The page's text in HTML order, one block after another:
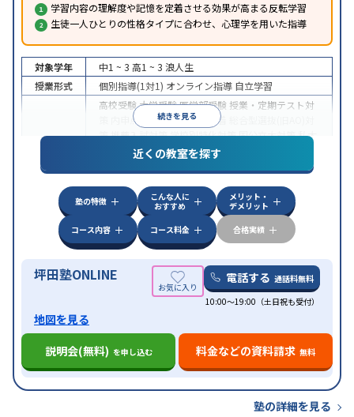
学習内容の理解度や記憶を定着させる効果が高まる反転学習
生徒一人ひとりの性格タイプに合わせ、心理学を用いた指導
続きを見る
対象学年 中1 ~ 3 高1 ~ 3 浪人生
授業形式
個別指導(1対1) オンライン指導 自立学習
高校受験大学受験医学部受験 授業・定期テスト対
内申点対策学習習慣の定着
策推薦入試対策学校別特化対策国公立大対策私大
共通テスト対策英検(英語検定)対策
その
特徴
中高一貫校生に対応授業の振替可能 不登校生に対
学習にPC・タブレットを利用オンライン対応
科目から受講可能季節講習のみの受講可発達障害
の子どもに対応
近くの教室を探す
塾の特徴
こんな人に
おすすめ
メリット・
デメリット
コース内容
コース料金 合格実績
坪田塾ONLINE 電話する 通話料無料
10:00～19:00（土日祝も受付）
地図を見る
説明会(無料) を申し込む 料金などの資料請求 無料
塾の詳細を見る